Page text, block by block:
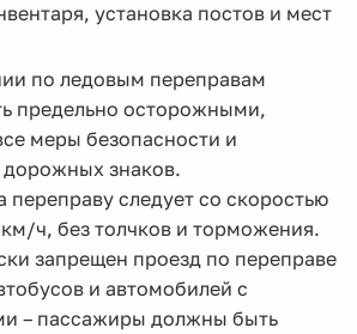
установка постов и мест
по ледовым переправам
предельно осторожными,
меры безопасности и
дорожных знаков.
переправу следует со скоростью
ч, без толчков и торможения.
запрещен проезд по переправе
и автомобилей с
– пассажиры должны быть